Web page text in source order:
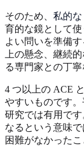
そのため、 私的な
育的な鏡として
よい問いを準備
上の懸念、継続
る専門家との丁
4 つ以上の ACE
やすいものです
研究では有用で
なるという意味
困難がなかった